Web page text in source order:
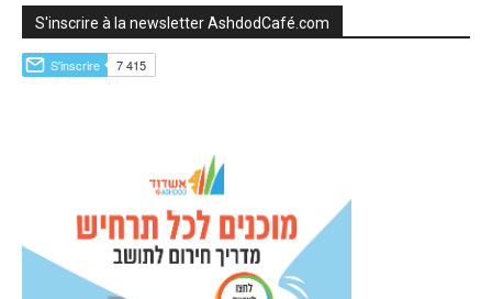
S'inscrire à la newsletter AshdodCafé.com